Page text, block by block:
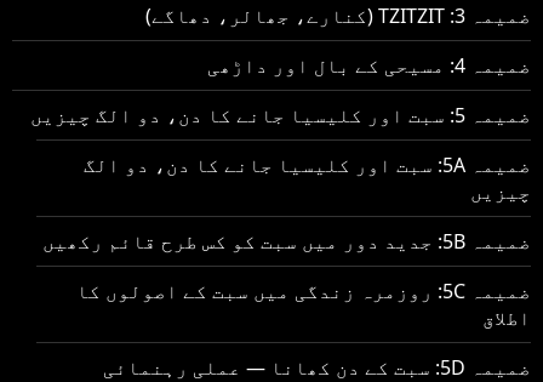
ضمیمہ 3: TZITZIT (کنارے، جھالر، دھاگے)
ضمیمہ 4: مسیحی کے بال اور داڑھی
ضمیمہ 5: سبت اور کلیسیا جانے کا دن، دو الگ چیزیں
ضمیمہ 5A: سبت اور کلیسیا جانے کا دن، دو الگ
چیزیں
ضمیمہ 5B: جدید دور میں سبت کو کس طرح قائم رکھیں
ضمیمہ 5C: روزمرہ زندگی میں سبت کے اصولوں کا
اطلاق
ضمیمہ 5D: سبت کے دن کھانا — عملی رہنمائی